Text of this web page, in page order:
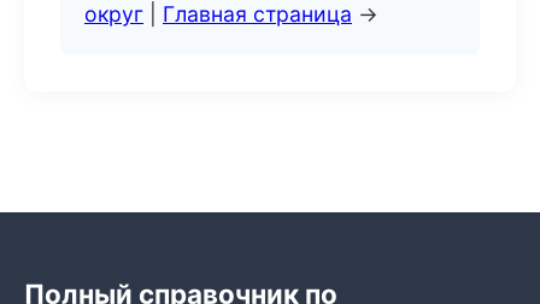
округ
Главная страница →
Полный справочник по